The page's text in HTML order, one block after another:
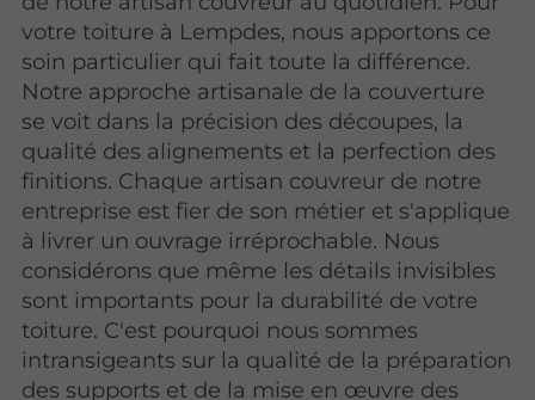
votre toiture à Lempdes, nous apportons ce
soin particulier qui fait toute la différence.
Notre approche artisanale de la couverture
se voit dans la précision des découpes, la
qualité des alignements et la perfection des
finitions. Chaque artisan couvreur de notre
entreprise est fier de son métier et s'applique
à livrer un ouvrage irréprochable. Nous
considérons que même les détails invisibles
sont importants pour la durabilité de votre
toiture. C'est pourquoi nous sommes
intransigeants sur la qualité de la préparation
des supports et de la mise en œuvre des